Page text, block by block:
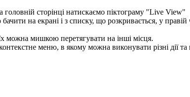
сторінці натискаємо піктограму "Live View"
на екрані і з списку, що розкривається, у
можна мишкою перетягувати на інші місця.
меню, в якому можна виконувати різні дії